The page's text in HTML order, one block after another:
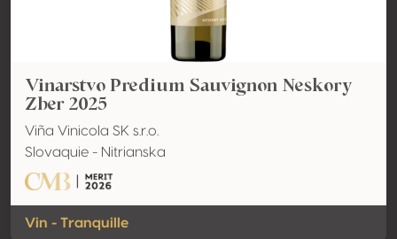
Vinarstvo Predium Sauvignon Neskory
Zber 2025
Viña Vinicola SK s.r.o.
Slovaquie - Nitrianska
Vin - Tranquille